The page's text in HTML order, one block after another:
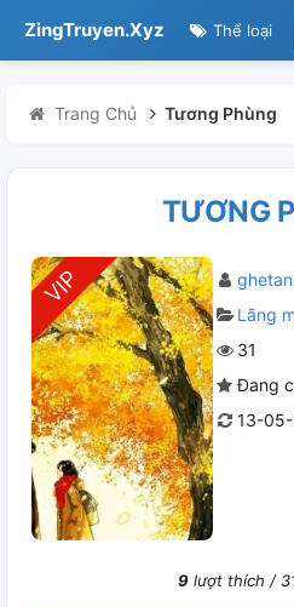
ZingTruyen.Xyz Thể loại
Trang Chủ Tương Phùng
TƯƠNG
Lãng
31
Đang
13-
9lượt thích /